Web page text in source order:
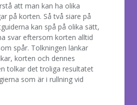
att man kan ha olika
på korten. Så två siare på
kan spå på olika sätt,
svar eftersom korten alltid
spår. Tolkningen länkar
korten och dennes
tolkar det troliga resultatet
som är i rullning vid